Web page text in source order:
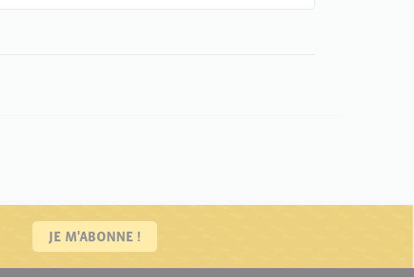
JE M'ABONNE !